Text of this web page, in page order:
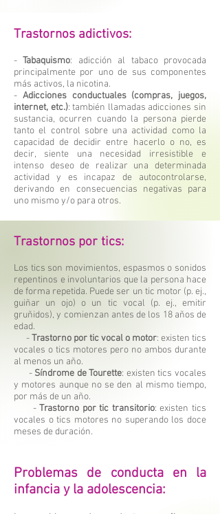
Trastornos adictivos:
-Tabaquismo: adicción al tabaco provocada
principalmente por uno de sus componentes
más activos, la nicotina.
- Adicciones conductuales (compras, juegos,
internet, etc.): también llamadas adicciones sin
sustancia, ocurren cuando la persona pierde
tanto el control sobre una actividad como la
capacidad de decidir entre hacerlo o no, es
decir, siente una necesidad irresistible e
intenso deseo de realizar una determinada
actividad y es incapaz de autocontrolarse,
derivando en consecuencias negativas para
uno mismo y/o para otros.
Trastornos por tics:
Los tics son movimientos, espasmos o sonidos
repentinos e involuntarios que la persona hace
de forma repetida. Puede ser un tic motor (p. ej.,
guiñar un ojo) o un tic vocal (p. ej., emitir
gruñidos), y comienzan antes de los 18 años de
edad.
-Trastorno por tic vocal o motor: existen tics
vocales o tics motores pero no ambos durante
al menos un año.
- Síndrome de Tourette: existen tics vocales
y motores aunque no se den al mismo tiempo,
por más de un año.
-Trastorno por tic transitorio: existen tics
vocales o tics motores no superando los doce
meses de duración.
Problemas de conducta en la
infancia y la adolescencia: